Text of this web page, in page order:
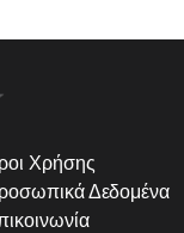
Χρήσης
Δεδομένα